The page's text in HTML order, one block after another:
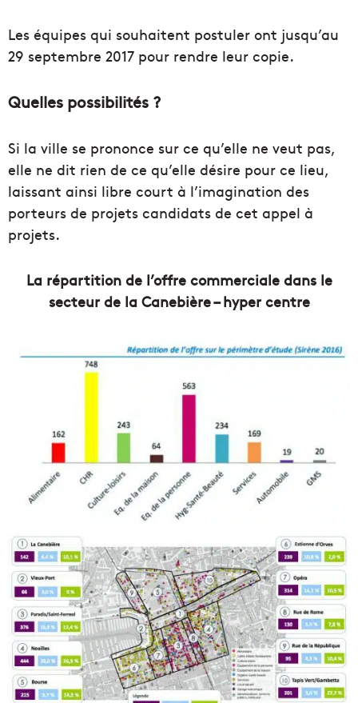
Les équipes qui souhaitent postuler ont jusqu’au
29 septembre 2017 pour rendre leur copie.
Quelles possibilités ?
Si la ville se prononce sur ce qu’elle ne veut pas,
elle ne dit rien de ce qu’elle désire pour ce lieu,
laissant ainsi libre court à l’imagination des
porteurs de projets candidats de cet appel à
projets.
La répartition de l’offre commerciale dans le
secteur de la Canebière – hyper centre